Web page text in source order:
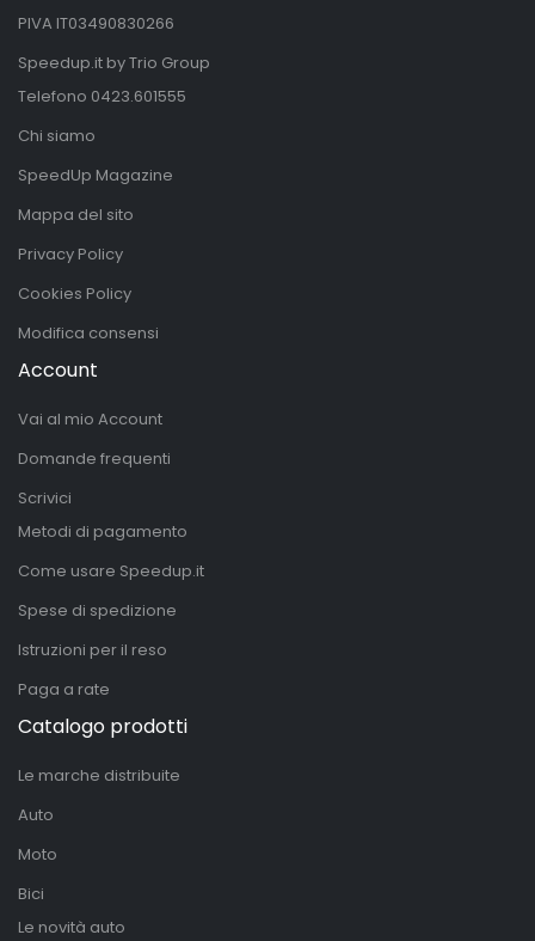
PIVA IT03490830266
Speedup.it by Trio Group
Telefono 0423.601555
Chi siamo
SpeedUp Magazine
Mappa del sito
Privacy Policy
Cookies Policy
Modifica consensi
Account
Vai al mio Account
Domande frequenti
Scrivici
Metodi di pagamento
Come usare Speedup.it
Spese di spedizione
Istruzioni per il reso
Paga a rate
Catalogo prodotti
Le marche distribuite
Auto
Moto
Bici
Le novità auto